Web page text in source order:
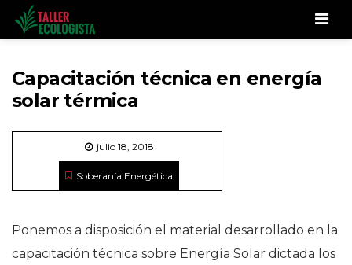
Capacitación técnica en energía
solar térmica
julio 18, 2018
Soberanía Energética
Ponemos a disposición el material desarrollado en la
capacitación técnica sobre Energía Solar dictada los